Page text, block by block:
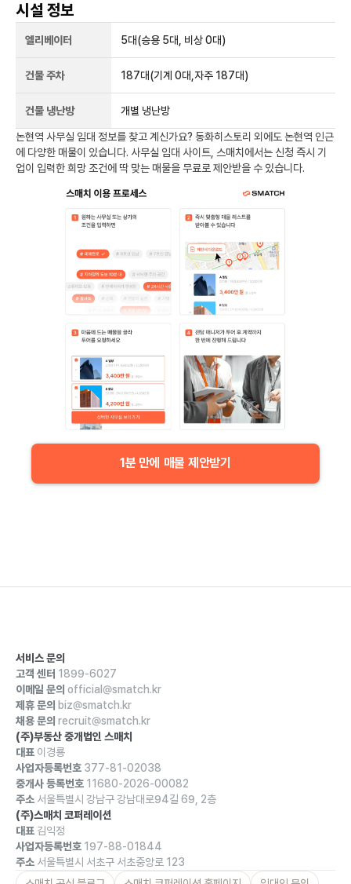
시설 정보
엘리베이터 5대(승용 5대, 비상 0대)
건물 주차 187대(기계 0대,자주 187대)
건물 냉난방 개별 냉난방
논현역 사무실 임대 정보를 찾고 계신가요? 동화히스토리 외에도 논현역 인근
에 다양한 매물이 있습니다. 사무실 임대 사이트, 스매치에서는 신청 즉시 기
업이 입력한 희망 조건에 딱 맞는 매물을 무료로 제안받을 수 있습니다.
1분 만에 매물 제안받기
서비스 문의
고객 센터 1899-6027
이메일 문의 official@smatch.kr
제휴 문의 biz@smatch.kr
채용 문의 recruit@smatch.kr
(주)부동산 중개법인 스매치
대표 이경룡
사업자등록번호 377-81-02038
중개사 등록번호 11680-2026-00082
주소 서울특별시 강남구 강남대로94길 69, 2층
(주)스매치 코퍼레이션
대표 김익정
사업자등록번호 197-88-01844
주소 서울특별시 서초구 서초중앙로 123